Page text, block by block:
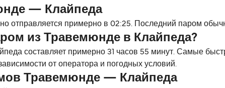
— Клайпеда
отправляется примерно в 02:25. Последний паром
из Травемюнде в Клайпеда?
составляет примерно 31 часов 55 минут. Самые
от оператора и погодных условий.
Травемюнде — Клайпеда